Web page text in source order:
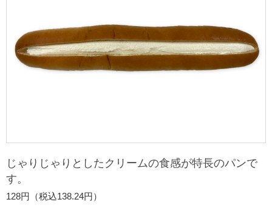
来週の新商品
商品カテゴリ一覧
ギフト
プリペイドカード・金券
サービストップ
nanacoトップ
コピー
プリント
宅配便
切手・はがき・印紙
チケットサービス
セブンチケット
セブン‐イレブンでお受取り
企業情報
企業情報トップ
企業理念
会社概要
私たちの取組み
セブン＆アイ・ホールディングスの重点課題
サステナビリティ活動基本方針
じゃりじゃりとしたクリームの食感が特長のパンで
す。
128円（税込138.24円）